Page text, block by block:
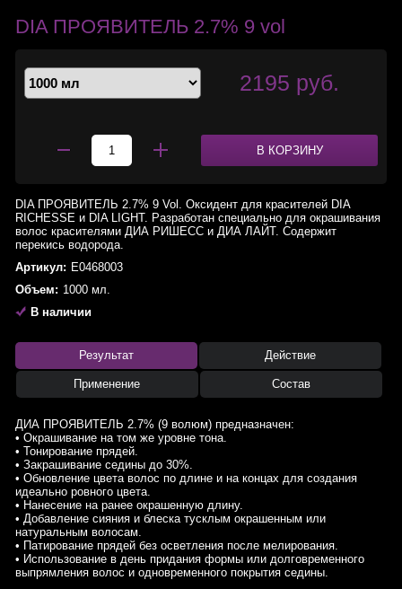
DIA ПРОЯВИТЕЛЬ 2.7% 9 vol
2195 руб.
В КОРЗИНУ
DIA ПРОЯВИТЕЛЬ 2.7% 9 Vol. Оксидент для красителей DIA
RICHESSE и DIA LIGHT. Разработан специально для окрашивания
волос красителями ДИА РИШЕСС и ДИА ЛАЙТ. Содержит
перекись водорода.
Артикул: E0468003
Объем: 1000 мл.
В наличии
Результат Действие
Применение Состав
ДИА ПРОЯВИТЕЛЬ 2.7% (9 волюм) предназначен:
• Окрашивание на том же уровне тона.
• Тонирование прядей.
• Закрашивание седины до 30%.
• Обновление цвета волос по длине и на концах для создания
идеально ровного цвета.
• Нанесение на ранее окрашенную длину.
• Добавление сияния и блеска тусклым окрашенным или
натуральным волосам.
• Патирование прядей без осветления после мелирования.
• Использование в день придания формы или долговременного
выпрямления волос и одновременного покрытия седины.